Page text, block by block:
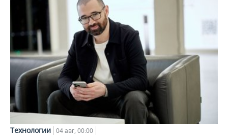
Технологии 04 авг, 00:00